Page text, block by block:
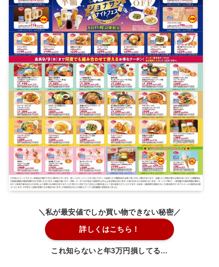
＼私が最安値でしか買い物できない秘密／
詳しくはこちら！
これ知らないと年3万円損してる…